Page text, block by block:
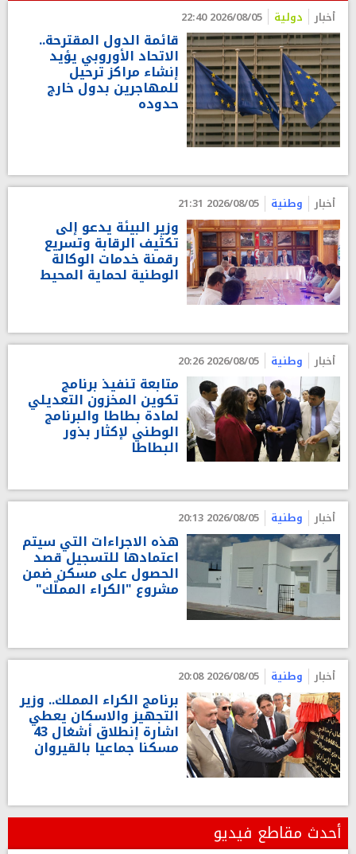
أخبار دولية 2026/08/05 22:40
قائمة الدول المقترحة..
الاتحاد الأوروبي يؤيد
إنشاء مراكز ترحيل
للمهاجرين بدول خارج
حدوده
أخبار وطنية 2026/08/05 21:31
وزير البيئة يدعو إلى
تكثيف الرقابة وتسريع
رقمنة خدمات الوكالة
الوطنية لحماية المحيط
أخبار وطنية 2026/08/05 20:26
متابعة تنفيذ برنامج
تكوين المخزون التعديلي
لمادة بطاطا والبرنامج
الوطني لإكثار بذور
البطاطا
أخبار وطنية 2026/08/05 20:13
هذه الاجراءات التي سيتم
اعتمادها للتسجيل قصد
الحصول على مسكن ضمن
مشروع "الكراء المملّك"
أخبار وطنية 2026/08/05 20:08
برنامج الكراء المملك.. وزير
التجهيز والاسكان يعطي
اشارة إنطلاق أشغال 43
مسكنا جماعيا بالقيروان
أحدث مقاطع فيديو